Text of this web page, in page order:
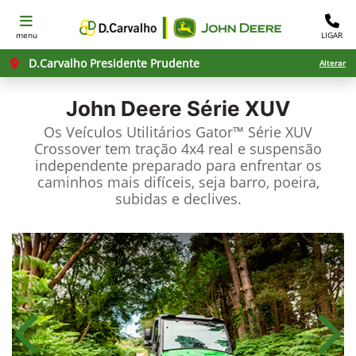
menu LIGAR
D.Carvalho Presidente Prudente Alterar
John Deere Série XUV
Os Veículos Utilitários Gator™ Série XUV
Crossover tem tração 4x4 real e suspensão
independente preparado para enfrentar os
caminhos mais difíceis, seja barro, poeira,
subidas e declives.
Anterior